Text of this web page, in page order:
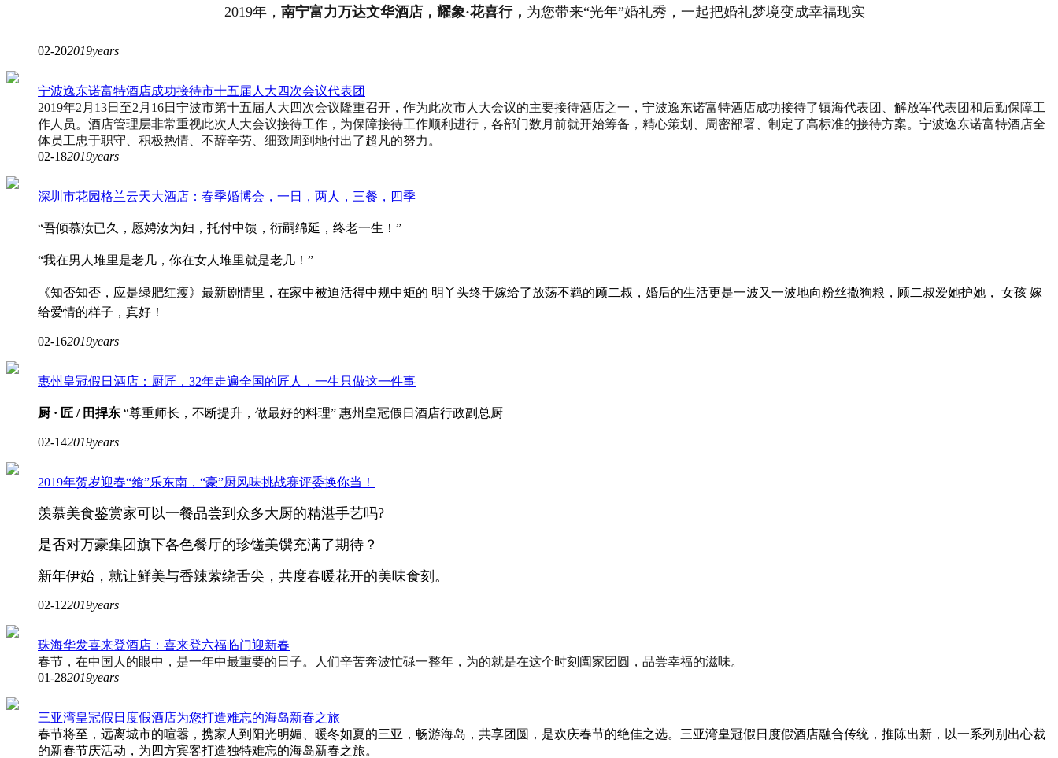
2019年， 南宁富力万达文华酒店， 耀象·花喜行， 为您带来“光年”婚礼秀， 一起把婚礼梦境变成幸福现实
02-202019years
宁波逸东诺富特酒店成功接待市十五届人大四次会议代表团
2019年2月13日至2月16日宁波市第十五届人大四次会议隆重召开，作为此次市人大会议的主要接待酒店之一，宁波逸东诺富特酒店成功接待了镇海代表团、解放军代表团和后勤保障工
作人员。酒店管理层非常重视此次人大会议接待工作，为保障接待工作顺利进行，各部门数月前就开始筹备，精心策划、周密部署、制定了高标准的接待方案。宁波逸东诺富特酒店全
体员工忠于职守、积极热情、不辞辛劳、细致周到地付出了超凡的努力。
02-182019years
深圳市花园格兰云天大酒店：春季婚博会，一日，两人，三餐，四季
“吾倾慕汝已久，愿娉汝为妇，托付中馈，衍嗣绵延，终老一生！”
“我在男人堆里是老几，你在女人堆里就是老几！”
《知否知否，应是绿肥红瘦》最新剧情里，在家中被迫活得中规中矩的 明丫头终于嫁给了放荡不羁的顾二叔，婚后的生活更是一波又一波地向粉丝撒狗粮，顾二叔爱她护她， 女孩 嫁
给爱情的样子，真好！
02-162019years
惠州皇冠假日酒店：厨匠，32年走遍全国的匠人，一生只做这一件事
厨 · 匠 / 田捍东 “尊重师长，不断提升，做最好的料理” 惠州皇冠假日酒店行政副总厨
02-142019years
2019年贺岁迎春“飨”乐东南，“豪”厨风味挑战赛评委换你当！
羡慕美食鉴赏家可以一餐品尝到众多大厨的精湛手艺吗?
是否对万豪集团旗下各色餐厅的珍馐美馔充满了期待？
新年伊始，就让鲜美与香辣萦绕舌尖，共度春暖花开的美味食刻。
02-122019years
珠海华发喜来登酒店：喜来登六福临门迎新春
春节，在中国人的眼中，是一年中最重要的日子。人们辛苦奔波忙碌一整年，为的就是在这个时刻阖家团圆，品尝幸福的滋味。
01-282019years
三亚湾皇冠假日度假酒店为您打造难忘的海岛新春之旅
春节将至，远离城市的喧嚣，携家人到阳光明媚、暖冬如夏的三亚，畅游海岛，共享团圆，是欢庆春节的绝佳之选。三亚湾皇冠假日度假酒店融合传统，推陈出新，以一系列别出心裁
的新春节庆活动，为四方宾客打造独特难忘的海岛新春之旅。